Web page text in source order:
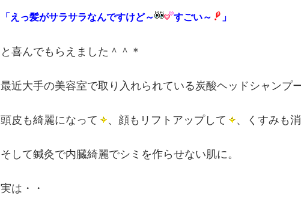
「えっ髪がサラサラなんですけど～ すごい～ 」
と喜んでもらえました＾＾＊
最近大手の美容室で取り入れられている炭酸ヘッドシャンプ
頭皮も綺麗になって 、顔もリフトアップして 、くすみも
そして鍼灸で内臓綺麗でシミを作らせない肌に。
実は・・